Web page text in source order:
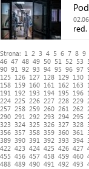
red.
Strona: 1 2 3 4 5 6 7 8 9
46 47 48 49 50 51 52 53
90 91 92 93 94 95 96 97
125
126 127 128 129 130
158 159 160 161 162 163
191
192 193 194 195 196
224 225 226 227 228 229
257 258 259 260 261 262
290 291 292 293 294 295
323
324 325 326 327 328
356 357 358 359 360 361
389 390 391 392 393 394
422 423 424 425 426 427
455 456 457 458 459 460
488 489 490 491 492 493